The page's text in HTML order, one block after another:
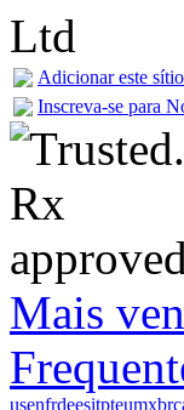
Adicionar este
Inscreva-se para
Mais
usenfrdeesitpteumxbr